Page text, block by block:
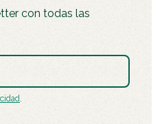
con todas las
.